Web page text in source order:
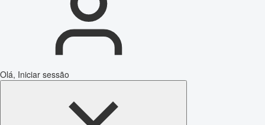
Olá, Iniciar sessão